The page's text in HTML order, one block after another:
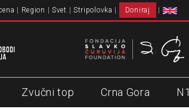
Region Svet Stripolovka Doniraj
Zvučni top Crna Gora N1